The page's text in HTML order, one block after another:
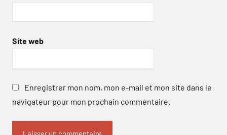
Site web
Enregistrer mon nom, mon e-mail et mon site dans le
navigateur pour mon prochain commentaire.